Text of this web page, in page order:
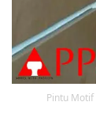
Pintu Motif